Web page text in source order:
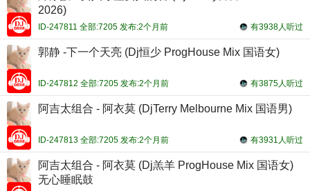
2026)
有3938人听过
ID-247811 全部:7205 发布:2个月前
郭静 -下一个天亮 (Dj恒少 ProgHouse Mix 国语女)
有3875人听过
ID-247812 全部:7205 发布:2个月前
阿吉太组合 - 阿衣莫 (DjTerry Melbourne Mix 国语男)
有3931人听过
ID-247813 全部:7205 发布:2个月前
阿吉太组合 - 阿衣莫 (Dj羔羊 ProgHouse Mix 国语女)
无心睡眠鼓